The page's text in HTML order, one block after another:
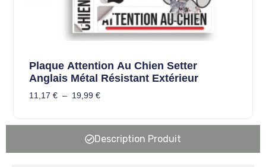
Plaque Attention Au Chien Setter
Anglais Métal Résistant Extérieur
11,17 € – 19,99 €
Description Produit